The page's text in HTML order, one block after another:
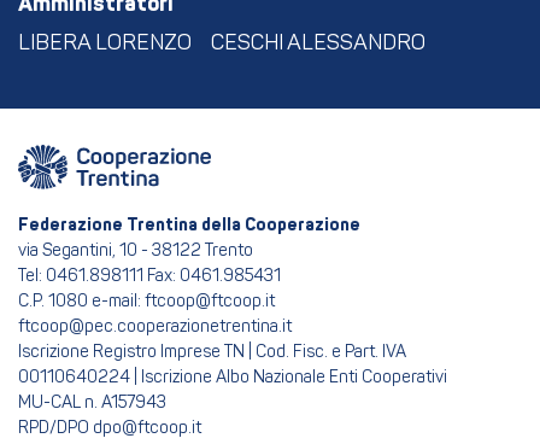
Amministratori
LIBERA LORENZO CESCHI ALESSANDRO
Federazione Trentina della Cooperazione
via Segantini, 10 - 38122 Trento
Tel: 0461.898111 Fax: 0461.985431
C.P. 1080 e-mail: ftcoop@ftcoop.it
ftcoop@pec.cooperazionetrentina.it
Iscrizione Registro Imprese TN | Cod. Fisc. e Part. IVA
00110640224 | Iscrizione Albo Nazionale Enti Cooperativi
MU-CAL n. A157943
RPD/DPO dpo@ftcoop.it